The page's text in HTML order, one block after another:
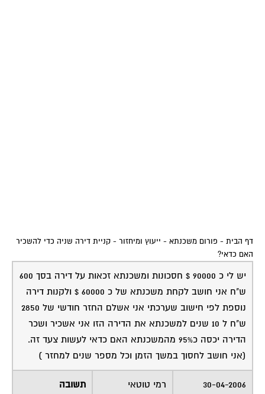
דף הבית - פורום משכנתא - ייעוץ ומיחזור - קניית דירה שניה כדי להשכיר
האם כדאי?
יש לי כ 90000 $ חסכונות ומשכנתא זכאות על דירה בסך 600
ש"ח אני חושב לקחת משכנתא של כ 60000 $ ולקנות דירה
נוספת לפי חישוב שערכתי אני אשלם החזר חודשי של 2850
ש"ח ל 10 שנים למשכנתא את הדירה הזו אני אשכיר ושכר
הדירה יכסה כ95% מהמשכנתא האם כדאי לעשות צעד זה.
(אני חושב לחסוך במשך הזמן וכל מספר שנים למחזר )
30-04-2006
רמי טוטאי תשובה